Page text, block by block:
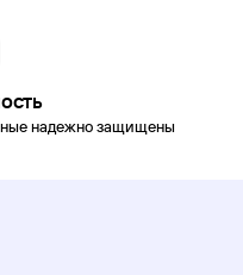
надежно защищены